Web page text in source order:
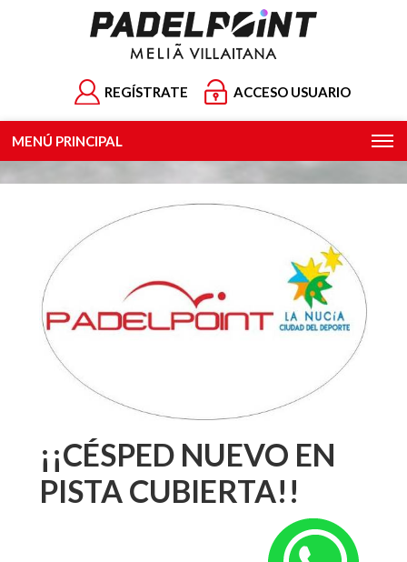
REGÍSTRATE ACCESO USUARIO
MENÚ PRINCIPAL
¡¡CÉSPED NUEVO EN
PISTA CUBIERTA!!